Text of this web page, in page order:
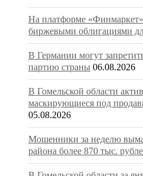
На платформе «Финмаркет»
биржевыми облигациями
В Германии могут
партию страны 06.08.2026
В Гомельской области
маскирующиеся под
05.08.2026
Мошенники за неделю
района более 870 тыс.